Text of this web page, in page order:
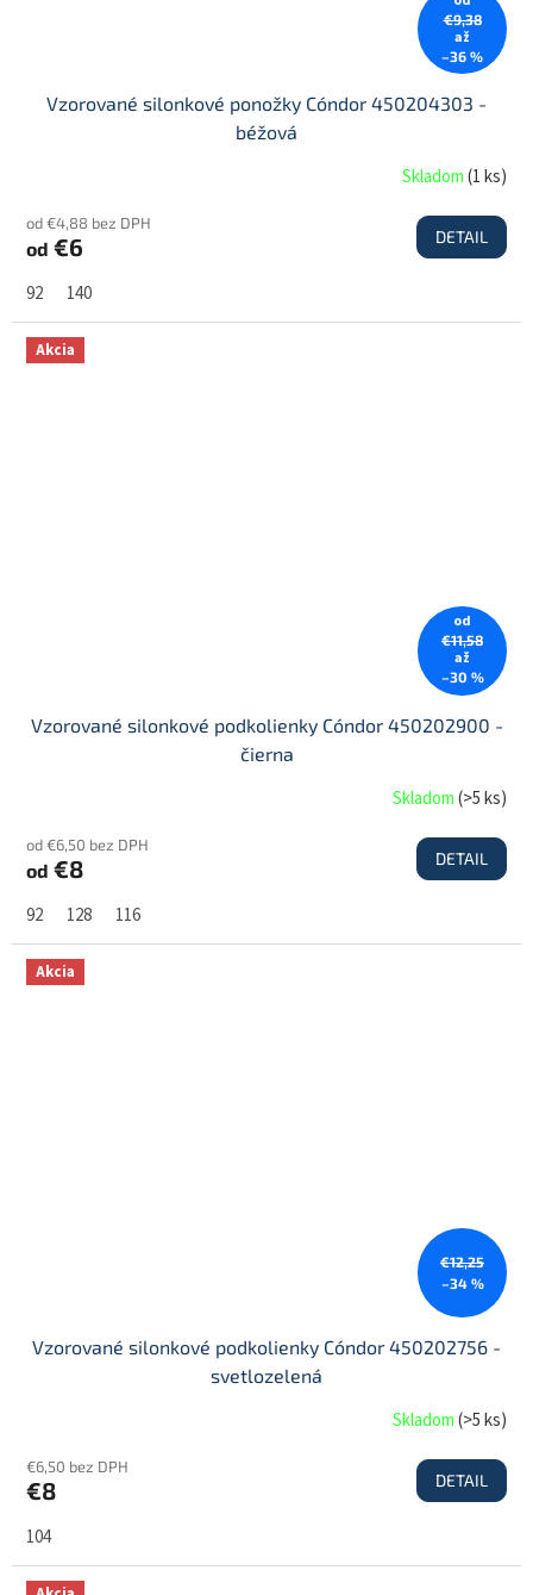
€9,38
až
–36 %
Vzorované silonkové ponožky Cóndor 450204303 -
béžová
Skladom(1 ks)
od €4,88 bez DPH
od €6 DETAIL
92 140
Akcia
od
€11,58
až
–30 %
Vzorované silonkové podkolienky Cóndor 450202900 -
čierna
Skladom(>5 ks)
od €6,50 bez DPH
od €8 DETAIL
92 128 116
Akcia
€12,25
–34 %
Vzorované silonkové podkolienky Cóndor 450202756 -
svetlozelená
Skladom(>5 ks)
€6,50 bez DPH
€8 DETAIL
104